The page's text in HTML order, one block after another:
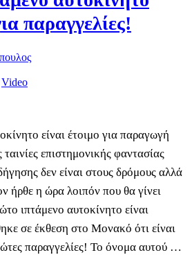
παραγγελίες!
Video
είναι έτοιμο για παραγωγή
επιστημονικής φαντασίας
δεν είναι στους δρόμους αλλά
η ώρα λοιπόν που θα γίνει
ιπτάμενο αυτοκίνητο είναι
σε έκθεση στο Μονακό ότι είναι
παραγγελίες! Το όνομα αυτού …